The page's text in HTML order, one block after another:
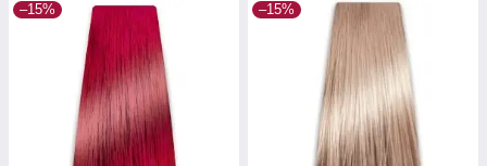
–15% –15%